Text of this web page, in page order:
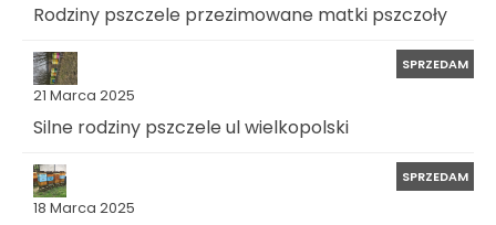
Rodziny pszczele przezimowane matki pszczoły
21 Marca 2025
SPRZEDAM
Silne rodziny pszczele ul wielkopolski
18 Marca 2025
SPRZEDAM